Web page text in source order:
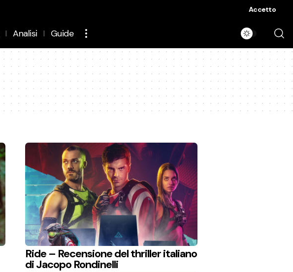
Accetto
Analisi Guide
Ride – Recensione del thriller italiano
di Jacopo Rondinelli